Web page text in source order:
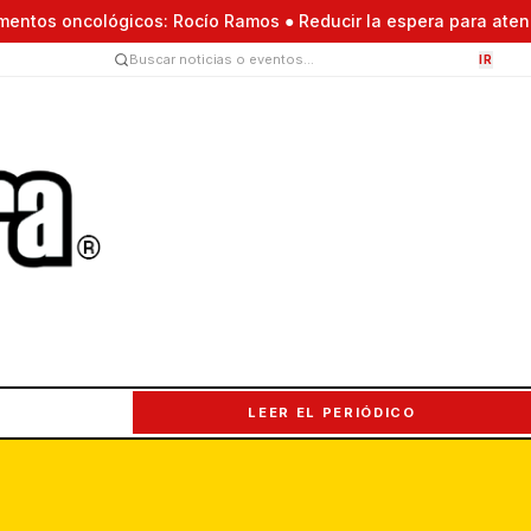
oncológicos: Rocío Ramos ● Reducir la espera
IR
LEER EL PERIÓDICO